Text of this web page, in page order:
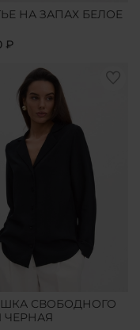
НА ЗАПАХ БЕЛОЕ
₽
СВОБОДНОГО
ЧЕРНАЯ